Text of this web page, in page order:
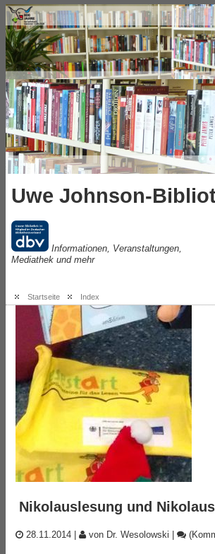
Uwe Johnson-
Informationen, Veranstaltungen,
Mediathek und mehr
Startseite Index
Nikolauslesung und
28.11.2014 | von Dr. Wesolowski |